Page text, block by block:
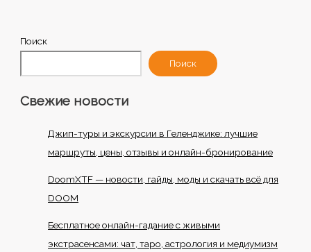
Поиск
Поиск
Свежие новости
Джип-туры и экскурсии в Геленджике: лучшие
маршруты, цены, отзывы и онлайн-бронирование
DoomXTF — новости, гайды, моды и скачать всё для
DOOM
Бесплатное онлайн-гадание с живыми
экстрасенсами: чат, таро, астрология и медиумизм